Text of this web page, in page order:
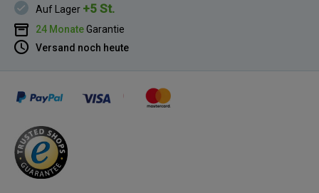
Auf Lager +5 St.
24 MonateGarantie
Versand noch heute